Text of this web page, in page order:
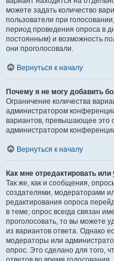
можете задать количество
пользователи при
период проведения опроса в
постоянным) и возможность
они проголосовали.
Вернуться к началу
Почему я не могу добавить
Ограничение количества
администратором
вариантов, превышающее это
администратором
Вернуться к началу
Как мне отредактировать
Так же, как и сообщения,
создателями, модераторами
редактирования опроса
в теме; опрос всегда связан
проголосовать, то вы можете
из вариантов ответа. Однако
модераторы или
опрос. Это сделано для того,